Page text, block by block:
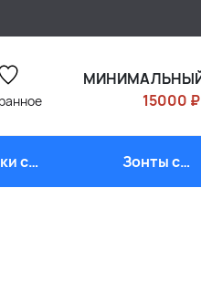
15000 ₽
с
Зонты с
логотипом